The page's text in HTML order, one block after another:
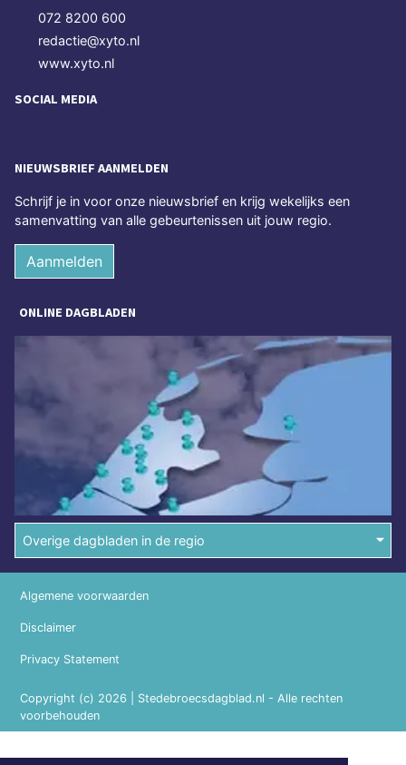
072 8200 600
redactie@xyto.nl
www.xyto.nl
SOCIAL MEDIA
NIEUWSBRIEF AANMELDEN
Schrijf je in voor onze nieuwsbrief en krijg wekelijks een
samenvatting van alle gebeurtenissen uit jouw regio.
Aanmelden
ONLINE DAGBLADEN
Overige dagbladen in de regio
Copyright (c) 2026 | Stedebroecsdagblad.nl - Alle rechten
voorbehouden
Algemene voorwaarden
Disclaimer
Privacy Statement